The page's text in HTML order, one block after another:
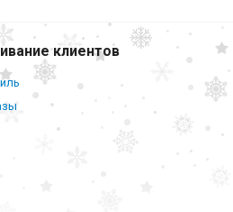
клиентов